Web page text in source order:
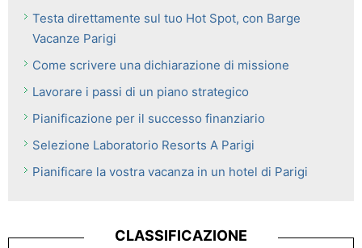
Testa direttamente sul tuo Hot Spot, con Barge
Vacanze Parigi
Come scrivere una dichiarazione di missione
Lavorare i passi di un piano strategico
Pianificazione per il successo finanziario
Selezione Laboratorio Resorts A Parigi
Pianificare la vostra vacanza in un hotel di Parigi
CLASSIFICAZIONE